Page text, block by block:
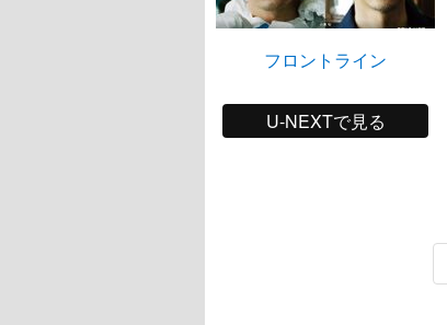
フロントライン
U-NEXTで見る